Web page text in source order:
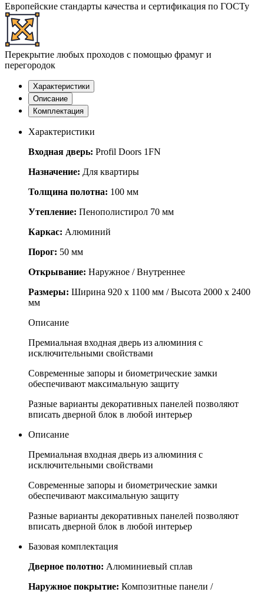
Европейские стандарты качества и сертификация по ГОСТу
Перекрытие любых проходов с помощью фрамуг и
перегородок
Характеристики
Описание
Комплектация
Характеристики
Входная дверь: Profil Doors 1FN
Назначение: Для квартиры
Толщина полотна: 100 мм
Утепление: Пенополистирол 70 мм
Каркас: Алюминий
Порог: 50 мм
Открывание: Наружное / Внутреннее
Размеры: Ширина 920 х 1100 мм / Высота 2000 х 2400
мм
Описание
Премиальная входная дверь из алюминия с
исключительными свойствами
Современные запоры и биометрические замки
обеспечивают максимальную защиту
Разные варианты декоративных панелей позволяют
вписать дверной блок в любой интерьер
Описание
Премиальная входная дверь из алюминия с
исключительными свойствами
Современные запоры и биометрические замки
обеспечивают максимальную защиту
Разные варианты декоративных панелей позволяют
вписать дверной блок в любой интерьер
Базовая комплектация
Дверное полотно: Алюминиевый сплав
Наружное покрытие: Композитные панели /